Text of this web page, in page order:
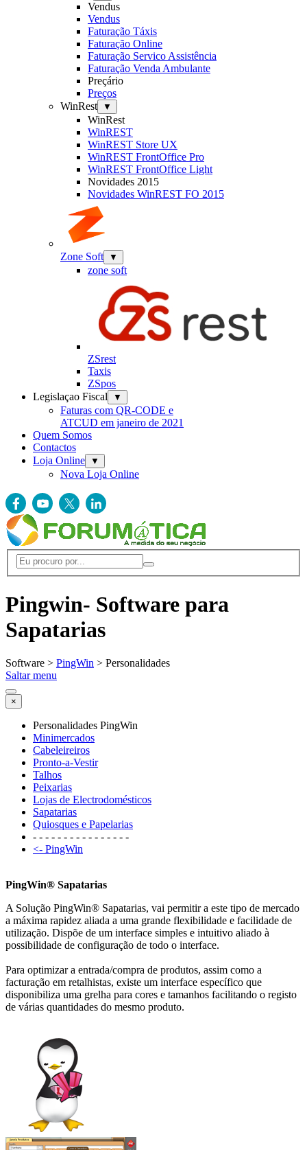
Vendus
Vendus
Faturação Táxis
Faturação Online
Faturação Servico Assistência
Faturação Venda Ambulante
Preçário
Preços
WinRest
▼
WinRest
WinREST
WinREST Store UX
WinREST FrontOffice Pro
WinREST FrontOffice Light
Novidades 2015
Novidades WinREST FO 2015
Zone Soft ▼
zone soft
ZSrest
Taxis
ZSpos
Legislaçao Fiscal
▼
Faturas com QR-CODE e
ATCUD em janeiro de 2021
Quem Somos
Contactos
Loja Online
▼
Nova Loja Online
Pingwin- Software para
Sapatarias
Software > PingWin > Personalidades
Saltar menu
×
Personalidades PingWin
Minimercados
Cabeleireiros
Pronto-a-Vestir
Talhos
Peixarias
Lojas de Electrodomésticos
Sapatarias
Quiosques e Papelarias
- - - - - - - - - - - - - - - -
<- PingWin
PingWin® Sapatarias
A Solução PingWin® Sapatarias, vai permitir a este tipo de mercado
a máxima rapidez aliada a uma grande flexibilidade e facilidade de
utilização. Dispõe de um interface simples e intuitivo aliado à
possibilidade de configuração de todo o interface.
Para optimizar a entrada/compra de produtos, assim como a
facturação em retalhistas, existe um interface específico que
disponibiliza uma grelha para cores e tamanhos facilitando o registo
de várias quantidades do mesmo produto.